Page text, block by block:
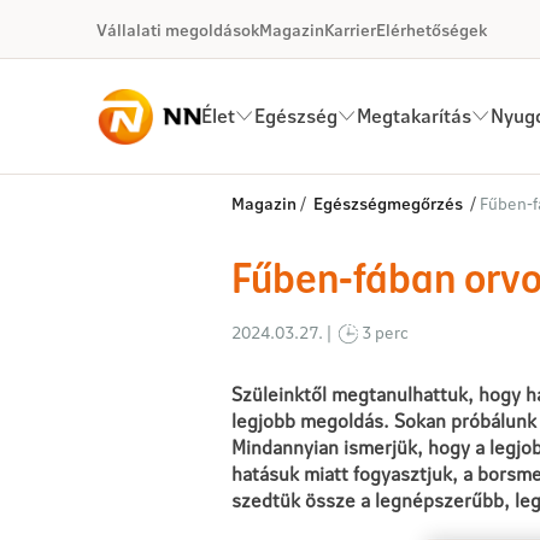
Ugrás a fő tartalomhoz
Vállalati megoldásokMagazinKarrierElérhetőségek
Élet Egészség Megtakarítás
Fűben-fában orvosság- A
Magazin / Egészségmegőrzés / Fűben-
Fűben-fában
2024.03.27. | 3 perc
Szüleinktől megtanulhattuk, hogy
legjobb megoldás. Sokan
Mindannyian ismerjük, hogy a
hatásuk miatt fogyasztjuk, a
szedtük össze a legnépszerűbb,